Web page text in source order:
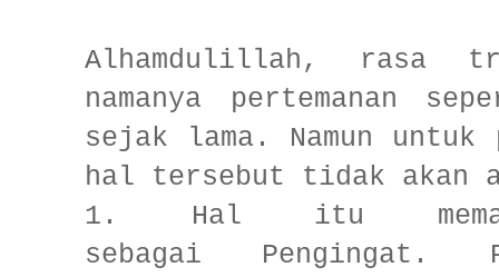
Alhamdulillah, rasa
namanya pertemanan
sejak lama. Namun
hal tersebut tidak akan
1. Hal itu
sebagai Pengingat.